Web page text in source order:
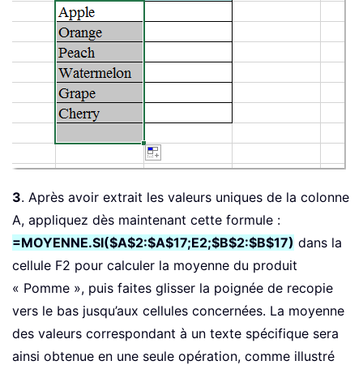
3. Après avoir extrait les valeurs uniques de la colonne
A, appliquez dès maintenant cette formule :
=MOYENNE.SI($A$2:$A$17;E2;$B$2:$B$17) dans la
cellule F2 pour calculer la moyenne du produit
« Pomme », puis faites glisser la poignée de recopie
vers le bas jusqu’aux cellules concernées. La moyenne
des valeurs correspondant à un texte spécifique sera
ainsi obtenue en une seule opération, comme illustré